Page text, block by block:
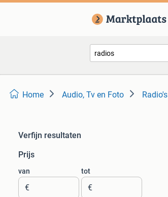
Home Audio, Tv en Foto Radio's
Verfijn resultaten
Prijs
van
€
tot
€